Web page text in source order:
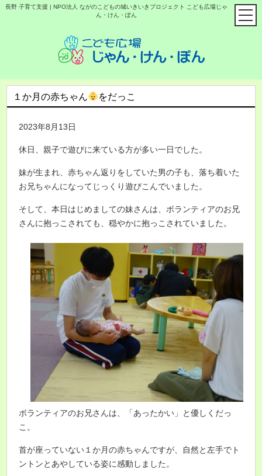
長野 子育て支援 | NPO法人 ながのこどもの城いきいきプロジェクト こども広場じゃ
ん・けん・ぽん
１か月の赤ちゃん をだっこ
2023年8月13日
休日、親子で遊びに来ている方が多い一日でした。
妹が生まれ、赤ちゃん返りをしていた男の子も、落ち着いた
お兄ちゃんになってじっくり遊びこんでいました。
そして、本日はじめましての妹さんは、ボランティアのお兄
さんに抱っこされても、穏やかに抱っこされていました。
ボランティアのお兄さんは、「あったかい」と優しくだっ
こ。
首が座っていない１か月の赤ちゃんですが、自然と左手でト
ントンとあやしている姿に感動しました。